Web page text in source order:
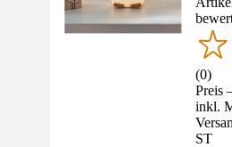
(0)
Preis
inkl.
ST